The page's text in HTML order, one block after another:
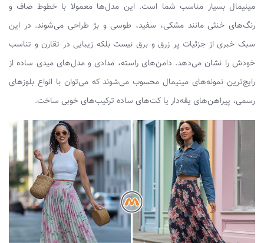
مینیمال بسیار مناسب شما است. این مدل‌ها معمولا با خطوط صاف و
رنگ‌های خنثی مانند مشکی، سفید، طوسی و بژ طراحی می‌شوند. در این
سبک خبری از جزئیات پر زرق و برق نیست بلکه زیبایی در تقارن و تناسب
خودش را نشان می‌دهد. دامن‌های راسته، مدادی و مدل‌های میدی ساده از
رایج‌ترین نمونه‌های مینیمال محسوب می‌شوند که می‌توان با انواع بلوزهای
رسمی، پیراهن‌های یقه‌دار یا کت‌های ساده ترکیب‌های خوبی ساخت.